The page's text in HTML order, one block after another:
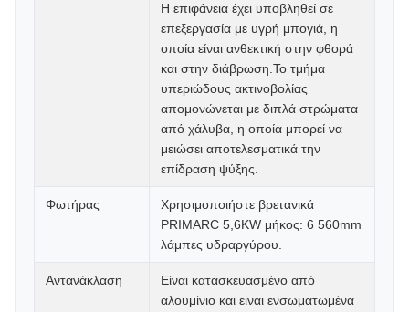
Η επιφάνεια έχει υποβληθεί σε
επεξεργασία με υγρή μπογιά, η
οποία είναι ανθεκτική στην φθορά
και στην διάβρωση.Το τμήμα
υπεριώδους ακτινοβολίας
απομονώνεται με διπλά στρώματα
από χάλυβα, η οποία μπορεί να
μειώσει αποτελεσματικά την
επίδραση ψύξης.
Φωτήρας
Χρησιμοποιήστε βρετανικά
PRIMARC 5,6KW μήκος: 6 560mm
λάμπες υδραργύρου.
Αντανάκλαση
Είναι κατασκευασμένο από
αλουμίνιο και είναι ενσωματωμένα